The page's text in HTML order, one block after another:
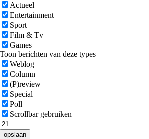
Actueel
Entertainment
Sport
Film & Tv
Games
Toon berichten van deze types
Weblog
Column
(P)review
Special
Poll
Scrollbar gebruiken
opslaan